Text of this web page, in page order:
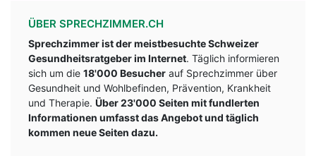
ÜBER SPRECHZIMMER.CH
Sprechzimmer ist der meistbesuchte Schweizer
Gesundheitsratgeber im Internet. Täglich informieren
sich um die 18'000 Besucher auf Sprechzimmer über
Gesundheit und Wohlbefinden, Prävention, Krankheit
und Therapie. Über 23'000 Seiten mit fundlerten
Informationen umfasst das Angebot und täglich
kommen neue Seiten dazu.